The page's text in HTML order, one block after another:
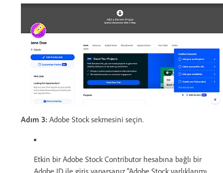
Adım 3: Adobe Stock sekmesini seçin.
Etkin bir Adobe Stock Contributor hesabına bağlı bir
Adobe ID ile giriş yaparsanız "Adobe Stock varlıklarımı